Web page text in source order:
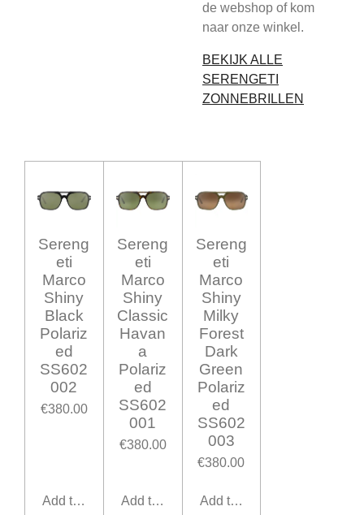
de webshop of kom
naar onze winkel.
BEKIJK ALLE
SERENGETI
ZONNEBRILLEN
Sereng
eti
Marco
Shiny
Black
Polariz
ed
SS602
002
€380.00
Add to cart
Sereng
eti
Marco
Shiny
Classic
Havan
a
Polariz
ed
SS602
001
€380.00
Add to cart
Sereng
eti
Marco
Shiny
Milky
Forest
Dark
Green
Polariz
ed
SS602
003
€380.00
Add to cart